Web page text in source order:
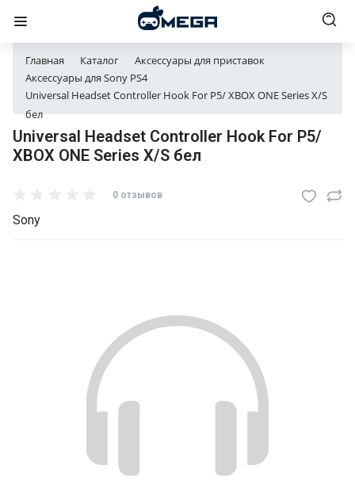
Главная Каталог
Аксессуары для приставок
Аксессуары для Sony PS4
Universal Headset Controller Hook For P5/ XBOX ONE Series X/S
бел
Universal Headset Controller Hook For P5/
XBOX ONE Series X/S бел
0 отзывов
Sony